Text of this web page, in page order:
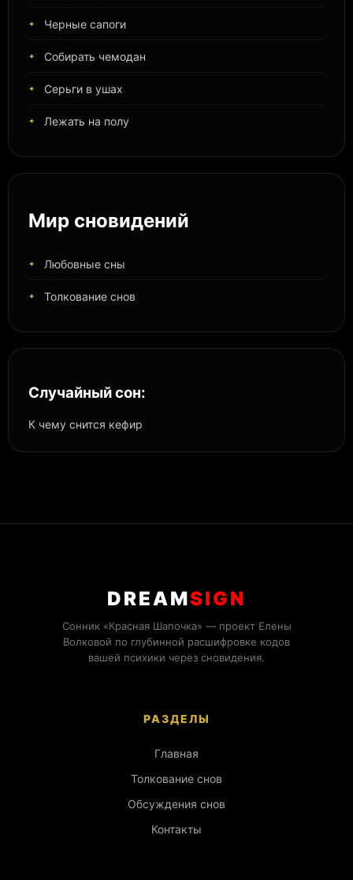
Черные сапоги
Собирать чемодан
Серьги в ушах
Лежать на полу
Мир сновидений
Любовные сны
Толкование снов
Случайный сон:
К чему снится кефир
DREAMSIGN
Сонник «Красная Шапочка» — проект Елены
Волковой по глубинной расшифровке кодов
вашей психики через сновидения.
РАЗДЕЛЫ
Главная
Толкование снов
Обсуждения снов
Контакты